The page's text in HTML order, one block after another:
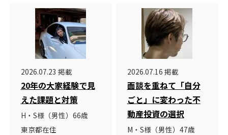
2026.07.23 掲載
20年の大家経験で見
えた課題と対策
H・S様（男性）66歳
東京都在住
2026.07.16 掲載
面談を重ねて「自分
ごと」に変わった不
動産投資の選択
M・S様（男性）47歳